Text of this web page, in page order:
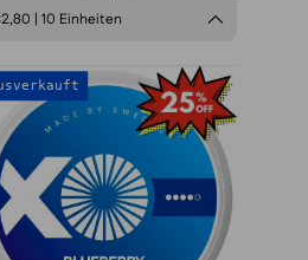
| 10 Einheiten
XO
Blueberry